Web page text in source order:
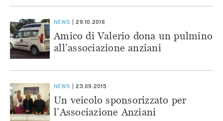
NEWS 29.10.2016
Amico di Valerio dona un pulmino
all’associazione anziani
NEWS 23.09.2015
Un veicolo sponsorizzato per
l’Associazione Anziani